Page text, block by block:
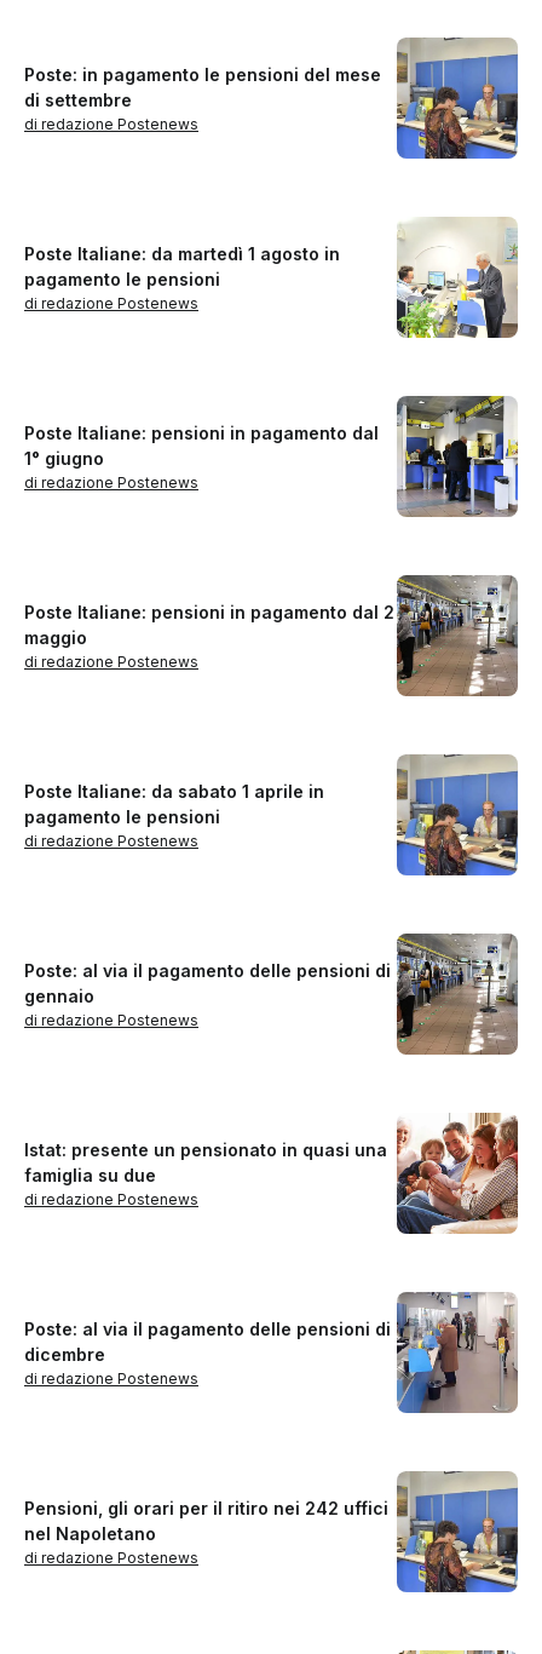
Poste: in pagamento le pensioni del mese
di settembre
di redazione Postenews
Poste Italiane: da martedì 1 agosto in
pagamento le pensioni
di redazione Postenews
Poste Italiane: pensioni in pagamento dal
1° giugno
di redazione Postenews
Poste Italiane: pensioni in pagamento dal 2
maggio
di redazione Postenews
Poste Italiane: da sabato 1 aprile in
pagamento le pensioni
di redazione Postenews
Poste: al via il pagamento delle pensioni di
gennaio
di redazione Postenews
Istat: presente un pensionato in quasi una
famiglia su due
di redazione Postenews
Poste: al via il pagamento delle pensioni di
dicembre
di redazione Postenews
Pensioni, gli orari per il ritiro nei 242 uffici
nel Napoletano
di redazione Postenews